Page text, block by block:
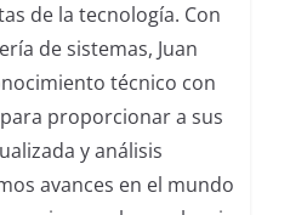
de la tecnología. Con
de sistemas, Juan
técnico con
proporcionar a sus
y análisis
avances en el mundo